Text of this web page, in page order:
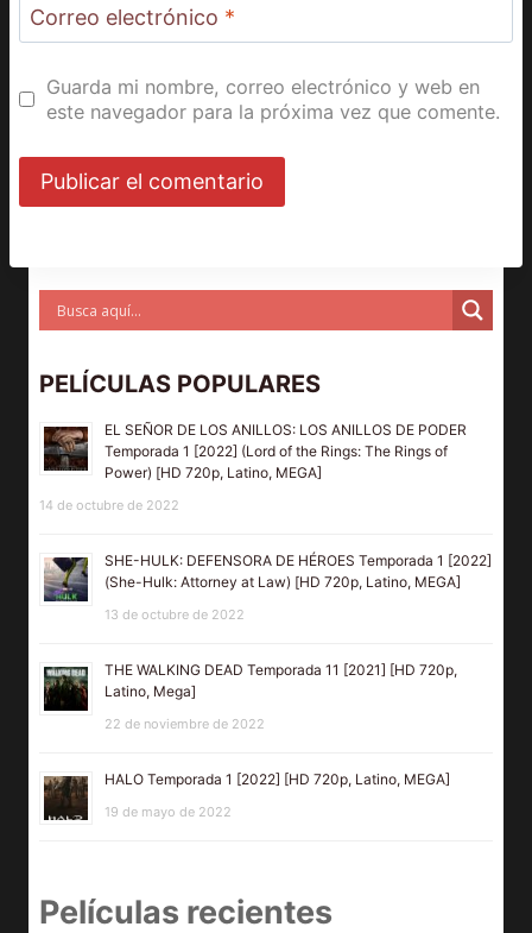
Correo electrónico *
Guarda mi nombre, correo electrónico y web en
este navegador para la próxima vez que comente.
PELÍCULAS POPULARES
EL SEÑOR DE LOS ANILLOS: LOS ANILLOS DE PODER
Temporada 1 [2022] (Lord of the Rings: The Rings of
Power) [HD 720p, Latino, MEGA]
14 de octubre de 2022
SHE-HULK: DEFENSORA DE HÉROES Temporada 1 [2022]
(She-Hulk: Attorney at Law) [HD 720p, Latino, MEGA]
13 de octubre de 2022
THE WALKING DEAD Temporada 11 [2021] [HD 720p,
Latino, Mega]
22 de noviembre de 2022
HALO Temporada 1 [2022] [HD 720p, Latino, MEGA]
19 de mayo de 2022
Películas recientes